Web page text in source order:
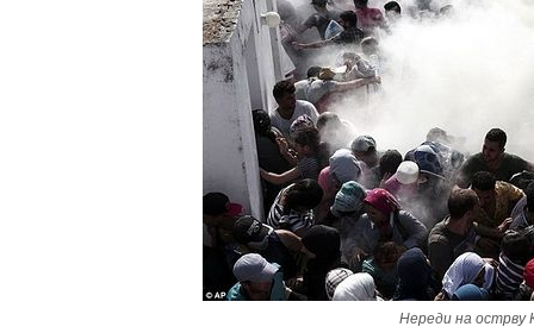
Нереди на острву